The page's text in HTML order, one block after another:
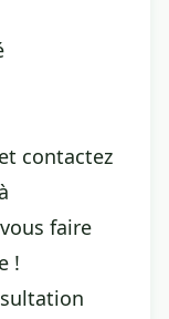
contactez
faire
!